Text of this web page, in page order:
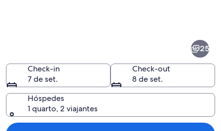
Okinawa
Um museu com esqueletos de
25
Check-in
7 de set.
Check-out
8 de set.
Hóspedes
1 quarto, 2 viajantes